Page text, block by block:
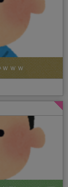
ｗｗ